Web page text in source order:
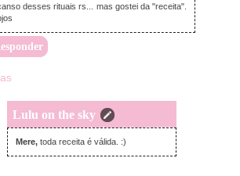
desses rituais rs... mas gostei da "receita".
Lulu on the sky
domingo, julho 15, 2012
Mere, toda receita é válida. :)